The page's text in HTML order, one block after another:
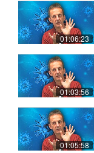
01:06:23
01:03:56
01:05:58